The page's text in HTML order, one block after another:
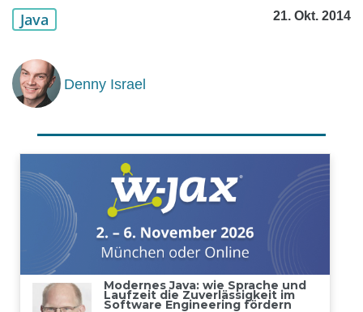
Java 21. Okt. 2014
Denny Israel